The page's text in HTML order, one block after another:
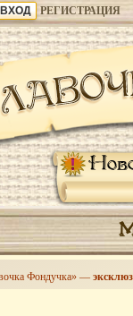
РЕГИСТРАЦИЯ
Фондучка» —